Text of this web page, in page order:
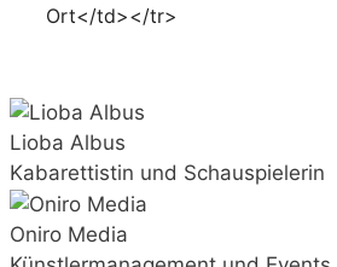
Ort</td></tr>
Lioba Albus
Kabarettistin und Schauspielerin
Oniro Media